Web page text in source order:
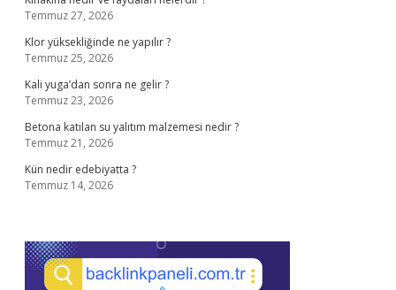
Temmuz 27, 2026
Klor yüksekliğinde ne yapılır ?
Temmuz 25, 2026
Kali yuga’dan sonra ne gelir ?
Temmuz 23, 2026
Betona katılan su yalıtım malzemesi nedir ?
Temmuz 21, 2026
Kün nedir edebiyatta ?
Temmuz 14, 2026